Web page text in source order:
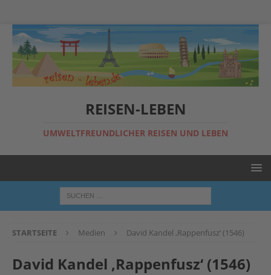
REISEN-LEBEN
UMWELTFREUNDLICHER REISEN UND LEBEN
STARTSEITE Medien David Kandel ‚Rappenfusz‘ (1546)
David Kandel ‚Rappenfusz‘ (1546)